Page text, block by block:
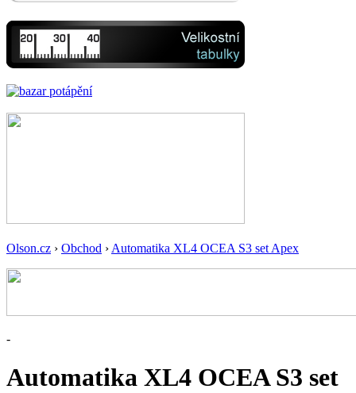
Olson.cz › Obchod › Automatika XL4 OCEA S3 set Apex
-
Automatika XL4 OCEA S3 set